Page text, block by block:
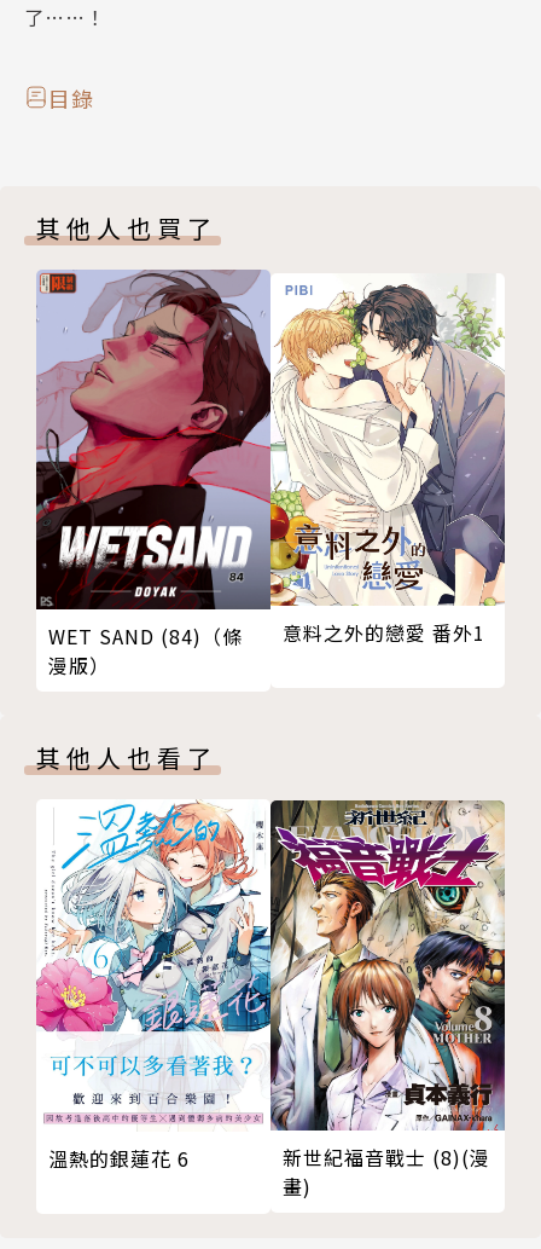
了……！
目錄
其他人也買了
WET SAND (84)（條
漫版）
意料之外的戀愛 番外1
其他人也看了
溫熱的銀蓮花 6
新世紀福音戰士 (8)(漫
畫)